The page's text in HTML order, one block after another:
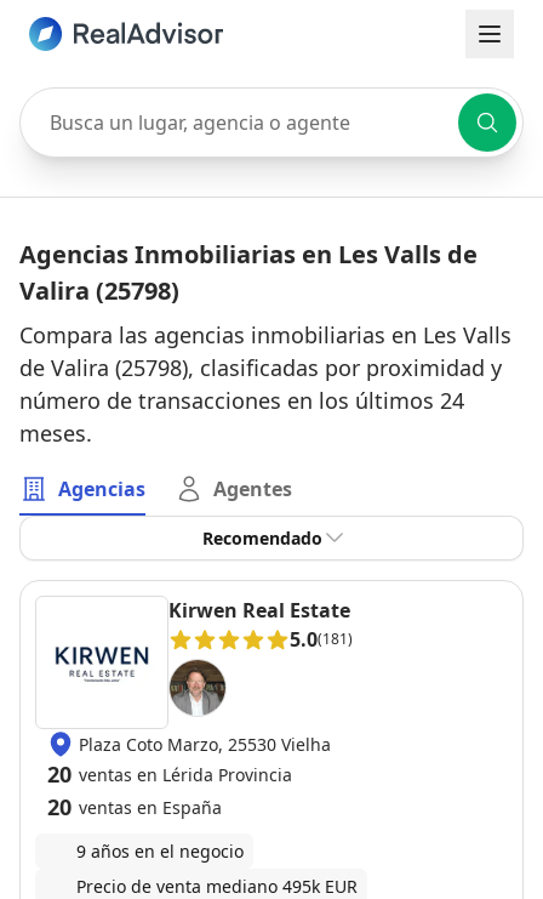
Busca un lugar, agencia o agente
Agencias Inmobiliarias en Les Valls de
Valira (25798)
Compara las agencias inmobiliarias en Les Valls
de Valira (25798), clasificadas por proximidad y
número de transacciones en los últimos 24
meses.
Agencias Agentes
Recomendado
Kirwen Real Estate
5.0(181)
Plaza Coto Marzo, 25530 Vielha
20 ventas en Lérida Provincia
20 ventas en España
9 años en el negocio
Precio de venta mediano 495k EUR